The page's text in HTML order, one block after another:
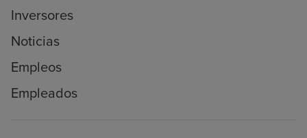
Inversores
Noticias
Empleos
Empleados